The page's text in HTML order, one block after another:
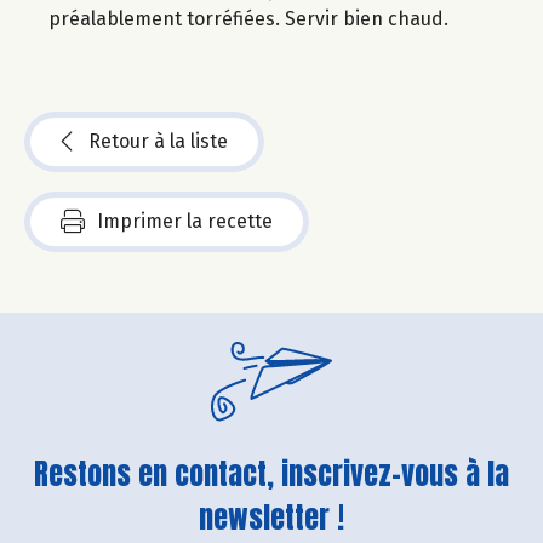
préalablement torréfiées. Servir bien chaud.
Retour à la liste
Imprimer la recette
Restons en contact, inscrivez-vous à la
newsletter !